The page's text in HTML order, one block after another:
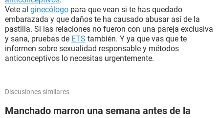
Vete al ginecólogo para que vean si te has quedado
embarazada y que daños te ha causado abusar así de la
pastilla. Si las relaciones no fueron con una pareja exclusiva
y sana, pruebas de ETS también. Y ya que vas que te
informen sobre sexualidad responsable y métodos
anticonceptivos lo necesitas urgentemente.
Discusiones similares
Manchado marron una semana antes de la